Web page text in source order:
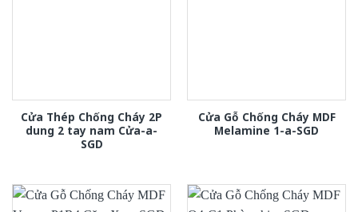
Cửa Thép Chống Cháy 2P
dung 2 tay nam Cửa-a-
SGD
Cửa Gỗ Chống Cháy MDF
Melamine 1-a-SGD